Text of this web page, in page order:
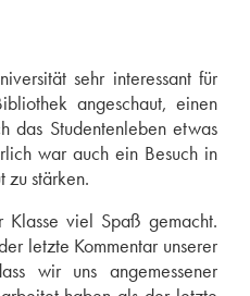
sehr interessant für
angeschaut, einen
das Studentenleben etwas
war auch ein Besuch in
zu stärken.
viel Spaß gemacht.
letzte Kommentar unserer
wir uns angemessener